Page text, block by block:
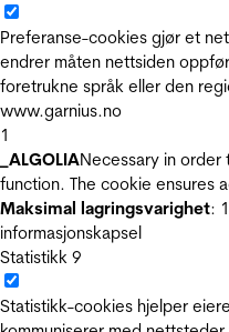
Preferanse-cookies gjør et
endrer måten nettsiden
foretrukne språk eller den
www.garnius.no
1
_ALGOLIANecessary in
function. The cookie ensures
Maksimal lagringsvarighet:
informasjonskapsel
Statistikk 9
Statistikk-cookies hjelper